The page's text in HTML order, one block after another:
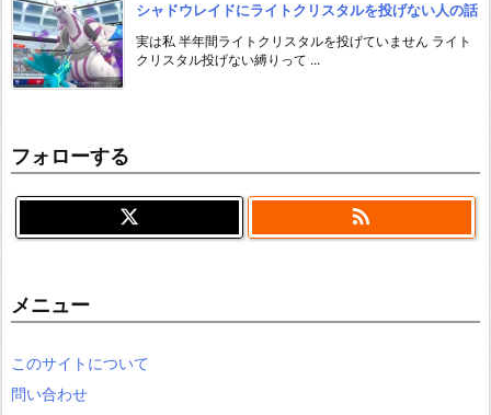
シャドウレイドにライトクリスタルを投げない人の話
実は私 半年間ライトクリスタルを投げていません ライト
クリスタル投げない縛りって ...
フォローする

メニュー
このサイトについて
問い合わせ